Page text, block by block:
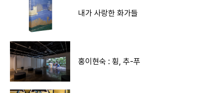
내가 사랑한 화가들
홍이현숙 : 휭, 추-푸